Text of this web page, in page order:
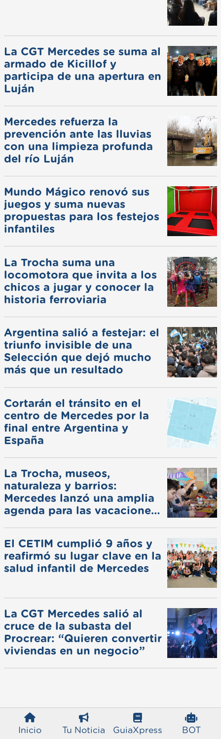
Inicio Tu Noticia GuiaXpress BOT
La CGT Mercedes se suma al
armado de Kicillof y
participa de una apertura en
Luján
Mercedes refuerza la
prevención ante las lluvias
con una limpieza profunda
del río Luján
Mundo Mágico renovó sus
juegos y suma nuevas
propuestas para los festejos
infantiles
La Trocha suma una
locomotora que invita a los
chicos a jugar y conocer la
historia ferroviaria
Argentina salió a festejar: el
triunfo invisible de una
Selección que dejó mucho
más que un resultado
Cortarán el tránsito en el
centro de Mercedes por la
final entre Argentina y
España
La Trocha, museos,
naturaleza y barrios:
Mercedes lanzó una amplia
agenda para las vacaciones
El CETIM cumplió 9 años y
reafirmó su lugar clave en la
salud infantil de Mercedes
La CGT Mercedes salió al
cruce de la subasta del
Procrear: “Quieren convertir
viviendas en un negocio”